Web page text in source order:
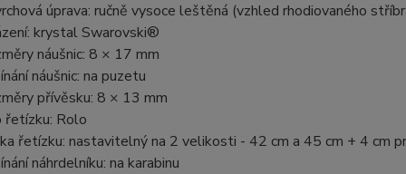
úprava: ručně vysoce leštěná (vzhled rhodiovaného
krystal Swarovski®
náušnic: 8 × 17 mm
náušnic: na puzetu
přívěsku: 8 × 13 mm
řetízku: Rolo
řetízku: nastavitelný na 2 velikosti - 42 cm a 45 cm + 4 cm
náhrdelníku: na karabinu